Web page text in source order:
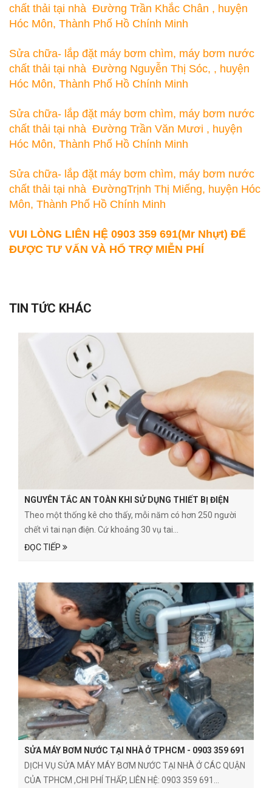
chất thải tại nhà Đường Trần Khắc Chân , huyện
Hóc Môn, Thành Phố Hồ Chính Minh
Sửa chữa- lắp đặt máy bơm chìm, máy bơm nước
chất thải tại nhà Đường Nguyễn Thị Sóc, , huyện
Hóc Môn, Thành Phố Hồ Chính Minh
Sửa chữa- lắp đặt máy bơm chìm, máy bơm nước
chất thải tại nhà Đường Trần Văn Mươi , huyện
Hóc Môn, Thành Phố Hồ Chính Minh
Sửa chữa- lắp đặt máy bơm chìm, máy bơm nước
chất thải tại nhà ĐườngTrịnh Thị Miếng, huyện Hóc
Môn, Thành Phố Hồ Chính Minh
VUI LÒNG LIÊN HỆ 0903 359 691(Mr Nhựt) ĐỂ
ĐƯỢC TƯ VẤN VÀ HỔ TRỢ MIỄN PHÍ
TIN TỨC KHÁC
NGUYÊN TẮC AN TOÀN KHI SỬ DỤNG THIẾT BỊ ĐIỆN
Theo một thống kê cho thấy, mỗi năm có hơn 250 người
chết vì tai nạn điện. Cứ khoảng 30 vụ tai...
ĐỌC TIẾP
SỬA MÁY BƠM NƯỚC TẠI NHÀ Ở TPHCM - 0903 359 691
DỊCH VỤ SỬA MÁY MÁY BƠM NƯỚC TẠI NHÀ Ở CÁC QUẬN
CỦA TPHCM ,CHI PHÍ THẤP, LIÊN HỆ: 0903 359 691...